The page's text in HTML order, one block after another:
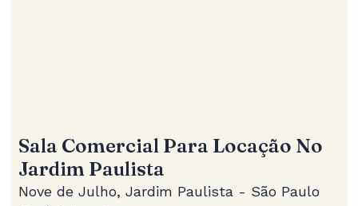
Sala Comercial Para Locação No
Jardim Paulista
Nove de Julho, Jardim Paulista - São Paulo